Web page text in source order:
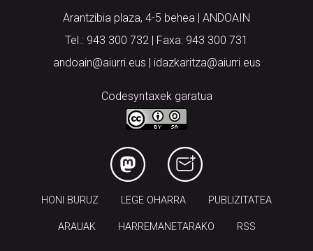
Arantzibia plaza, 4-5 behea | ANDOAIN
Tel.: 943 300 732 | Faxa: 943 300 731
andoain@aiurri.eus | idazkaritza@aiurri.eus
Codesyntaxek garatua
HONI BURUZ LEGE OHARRA PUBLIZITATEA
ARAUAK HARREMANETARAKO RSS